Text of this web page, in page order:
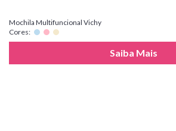
Mochila Multifuncional Vichy
Cores:
Saiba Mais